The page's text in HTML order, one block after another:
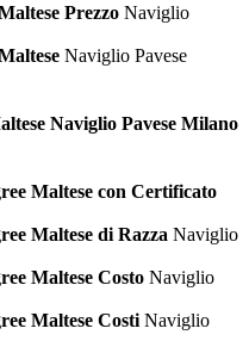
Prezzo Naviglio
Naviglio Pavese
Naviglio Pavese Milano
Maltese con Certificato
Maltese di Razza Naviglio
Maltese Costo Naviglio
Maltese Costi Naviglio